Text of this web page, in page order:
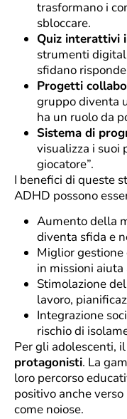
trasformano i
sbloccare.
Quiz interattivi
strumenti
sfidano
Progetti
gruppo diventa
ha un ruolo da
Sistema di
visualizza i suoi
giocatore”.
I benefici di queste
ADHD possono
Aumento della
diventa sfida e
Miglior
in missioni
Stimolazione
lavoro,
Integrazione
rischio di
Per gli adolescenti,
protagonisti. La
loro percorso
positivo anche
come noiose.